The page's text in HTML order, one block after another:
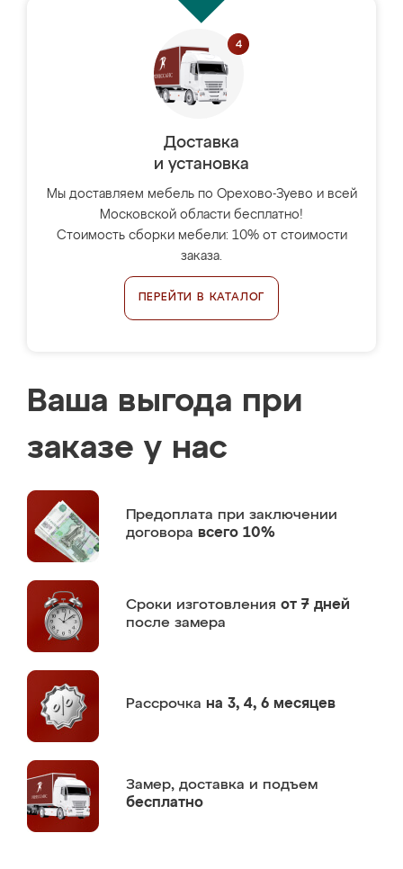
Доставка
и установка
Мы доставляем мебель по Орехово-Зуево и всей
Московской области бесплатно!
Стоимость сборки мебели: 10% от стоимости
заказа.
ПЕРЕЙТИ В КАТАЛОГ
Ваша выгода при
заказе у нас
Предоплата при заключении
договора всего 10%
Сроки изготовления от 7 дней
после замера
Рассрочка на 3, 4, 6 месяцев
Замер, доставка и подъем
бесплатно